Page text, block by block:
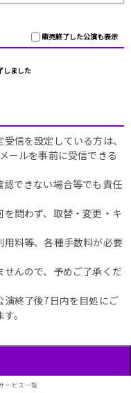
販売終了した公演も表示
しました
信を設定している方は、
ルを事前に受信できる
できない場合等でも責任
問わず、取替・変更・キ
料等、各種手数料が必要
んので、予めご了承くだ
終了後7日内を目処にご
。
ービス一覧